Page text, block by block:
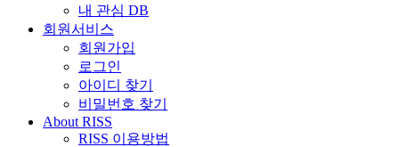
내 관심 DB
회원서비스
회원가입
로그인
아이디 찾기
비밀번호 찾기
About RISS
RISS 이용방법